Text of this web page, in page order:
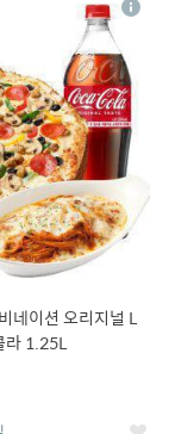
네이션 오리지널 L
라 1.25L
상